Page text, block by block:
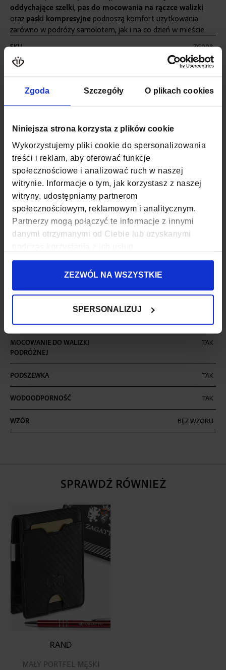
Zgoda Szczegóły O plikach cookies
Niniejsza strona korzysta z plików cookie
Wykorzystujemy pliki cookie do spersonalizowania
treści i reklam, aby oferować funkcje
społecznościowe i analizować ruch w naszej
witrynie. Informacje o tym, jak korzystasz z naszej
witryny, udostępniamy partnerom
społecznościowym, reklamowym i analitycznym.
Partnerzy mogą połączyć te informacje z innymi
danymi otrzymanymi od Ciebie lub uzyskanymi
ZEZWÓL NA WSZYSTKIE
SPERSONALIZUJ
oddychające szelki, pas do mocowania na rączce walizki
oraz paski kompresyjne podnoszą komfort użytkowania
zarówno w podróży samolotem, jak i na co dzień w mieście.
SKU ZG998
WAGA 0,5 KG
POJEMNOŚĆ 20
SZEROKOŚĆ
GŁĘBOKOŚĆ 20 CM
WYSOKOŚĆ
ZAPIĘCIE
ILOŚĆ KIESZENI 6
MOCOWANIE DO WALIZKI
PODRÓŻNEJ
TAK
PODSZEWKA TAK
WODOODPORNOŚĆ TAK
WZÓR BEZ WZORU
SPRAWDŹ RÓWNIEŻ
RAND
MAŁY PORTFEL MĘSKI
Dodaj
do
listy